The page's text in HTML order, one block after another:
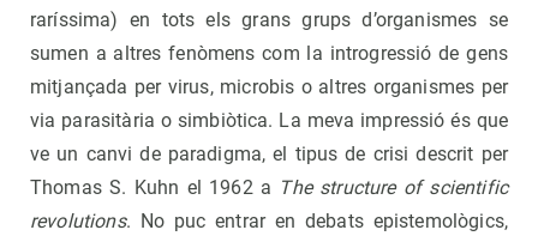
raríssima) en tots els grans grups d’organismes se
sumen a altres fenòmens com la introgressió de gens
mitjançada per virus, microbis o altres organismes per
via parasitària o simbiòtica. La meva impressió és que
ve un canvi de paradigma, el tipus de crisi descrit per
Thomas S. Kuhn el 1962 a The structure of scientific
revolutions. No puc entrar en debats epistemològics,